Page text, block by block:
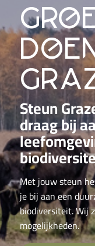
Steun
draag bij
Met jouw steun
je bij aan een
biodiversiteit. Wij
mogelijkheden.